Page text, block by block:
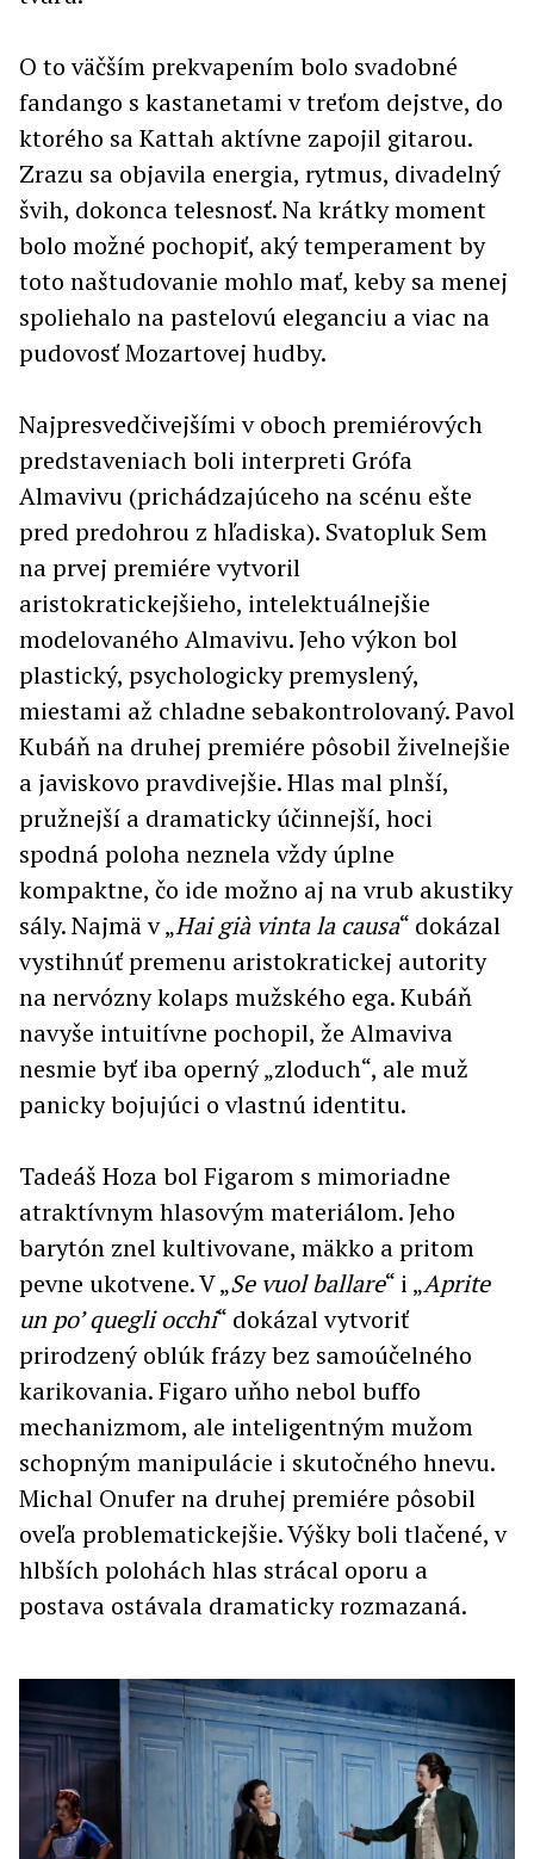
O to väčším prekvapením bolo svadobné
fandango s kastanetami v treťom dejstve, do
ktorého sa Kattah aktívne zapojil gitarou.
Zrazu sa objavila energia, rytmus, divadelný
švih, dokonca telesnosť. Na krátky moment
bolo možné pochopiť, aký temperament by
toto naštudovanie mohlo mať, keby sa menej
spoliehalo na pastelovú eleganciu a viac na
pudovosť Mozartovej hudby.
Najpresvedčivejšími v oboch premiérových
predstaveniach boli interpreti Grófa
Almavivu (prichádzajúceho na scénu ešte
pred predohrou z hľadiska). Svatopluk Sem
na prvej premiére vytvoril
aristokratickejšieho, intelektuálnejšie
modelovaného Almavivu. Jeho výkon bol
plastický, psychologicky premyslený,
miestami až chladne sebakontrolovaný. Pavol
Kubáň na druhej premiére pôsobil živelnejšie
a javiskovo pravdivejšie. Hlas mal plnší,
pružnejší a dramaticky účinnejší, hoci
spodná poloha neznela vždy úplne
kompaktne, čo ide možno aj na vrub akustiky
sály. Najmä v „Hai già vinta la causa“ dokázal
vystihnúť premenu aristokratickej autority
na nervózny kolaps mužského ega. Kubáň
navyše intuitívne pochopil, že Almaviva
nesmie byť iba operný „zloduch“, ale muž
panicky bojujúci o vlastnú identitu.
Tadeáš Hoza bol Figarom s mimoriadne
atraktívnym hlasovým materiálom. Jeho
barytón znel kultivovane, mäkko a pritom
pevne ukotvene. V „Se vuol ballare“ i „Aprite
un po’ quegli occhi“ dokázal vytvoriť
prirodzený oblúk frázy bez samoúčelného
karikovania. Figaro uňho nebol buffo
mechanizmom, ale inteligentným mužom
schopným manipulácie i skutočného hnevu.
Michal Onufer na druhej premiére pôsobil
oveľa problematickejšie. Výšky boli tlačené, v
hlbších polohách hlas strácal oporu a
postava ostávala dramaticky rozmazaná.